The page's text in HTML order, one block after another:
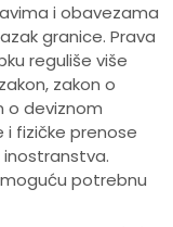
i obavezama
granice. Prava
reguliše više
zakon o
o deviznom
i fizičke prenose
potrebnu